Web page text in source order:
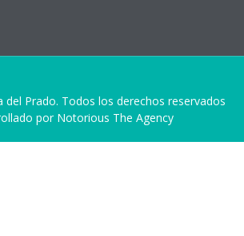
del Prado. Todos los derechos reservados
por Notorious The Agency